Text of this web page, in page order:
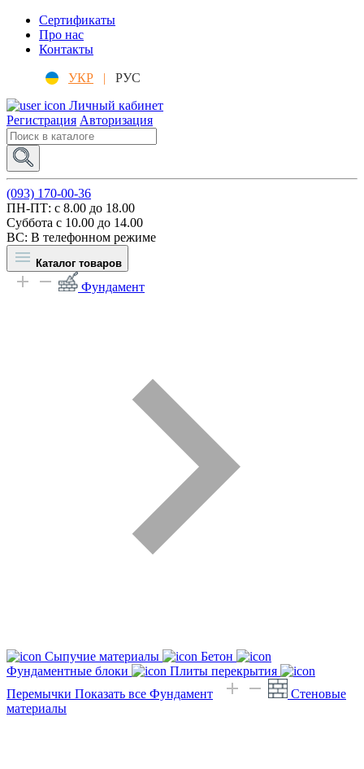
Сертификаты
Про нас
Контакты
УКР |
РУС
Личный кабинет
Регистрация Авторизация
(093) 170-00-36
ПН-ПТ: c 8.00 до 18.00
Суббота с 10.00 до 14.00
ВС: В телефонном режиме
Каталог товаров
Фундамент
Сыпучие материалы
Бетон
Фундаментные блоки
Плиты перекрытия
Перемычки Показать все Фундамент
Стеновые
материалы